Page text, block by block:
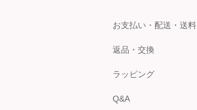
京阪百貨店 守口店
京阪百貨店 守口店 6階子供服売場
お支払い・配送・送料
返品・交換
ラッピング
Q&A